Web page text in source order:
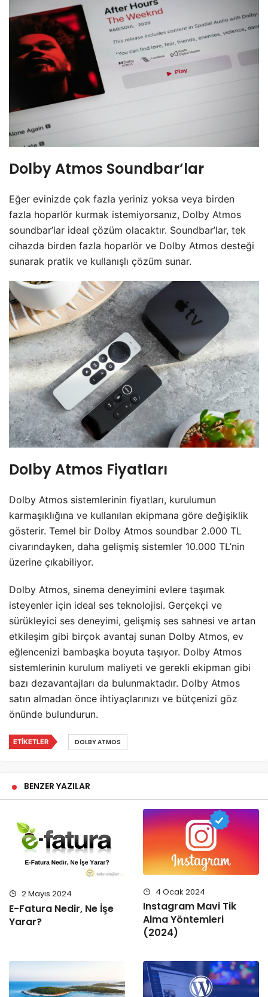
Dolby Atmos Soundbar’lar
Eğer evinizde çok fazla yeriniz yoksa veya birden
fazla hoparlör kurmak istemiyorsanız, Dolby Atmos
soundbar’lar ideal çözüm olacaktır. Soundbar’lar, tek
cihazda birden fazla hoparlör ve Dolby Atmos desteği
sunarak pratik ve kullanışlı çözüm sunar.
Dolby Atmos Fiyatları
Dolby Atmos sistemlerinin fiyatları, kurulumun
karmaşıklığına ve kullanılan ekipmana göre değişiklik
gösterir. Temel bir Dolby Atmos soundbar 2.000 TL
civarındayken, daha gelişmiş sistemler 10.000 TL’nin
üzerine çıkabiliyor.
Dolby Atmos, sinema deneyimini evlere taşımak
isteyenler için ideal ses teknolojisi. Gerçekçi ve
sürükleyici ses deneyimi, gelişmiş ses sahnesi ve artan
etkileşim gibi birçok avantaj sunan Dolby Atmos, ev
eğlencenizi bambaşka boyuta taşıyor. Dolby Atmos
sistemlerinin kurulum maliyeti ve gerekli ekipman gibi
bazı dezavantajları da bulunmaktadır. Dolby Atmos
satın almadan önce ihtiyaçlarınızı ve bütçenizi göz
önünde bulundurun.
ETIKETLER DOLBY ATMOS
BENZER YAZILAR
2 Mayıs 2024
E-Fatura Nedir, Ne İşe
Yarar?
4 Ocak 2024
Instagram Mavi Tik
Alma Yöntemleri
(2024)